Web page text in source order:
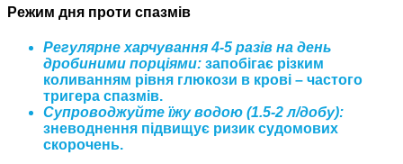
Режим дня проти спазмів
Регулярне харчування 4-5 разів на день
дробиними порціями: запобігає різким
коливанням рівня глюкози в крові – частого
тригера спазмів.
Cупроводжуйте їжу водою (1.5-2 л/добу):
зневоднення підвищує ризик судомових
скорочень.